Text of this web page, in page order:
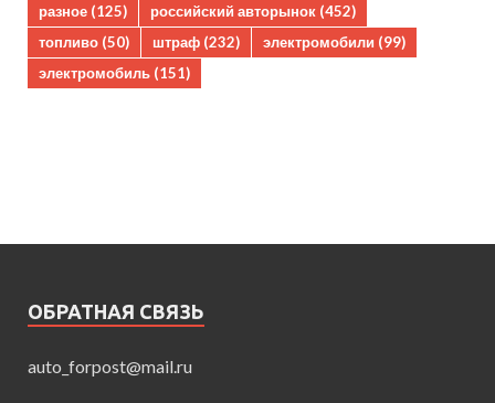
разное (125) российский авторынок (452)
топливо (50) штраф (232) электромобили (99)
электромобиль (151)
ОБРАТНАЯ СВЯЗЬ
auto_forpost@mail.ru